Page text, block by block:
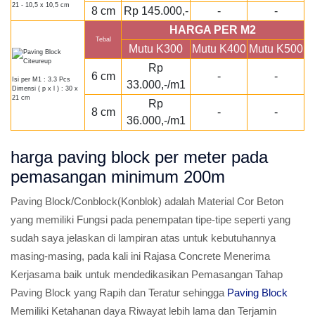
21 - 10,5 x 10,5 cm
8 cm
Rp 145.000,- - -
Isi per M1 : 3.3 Pcs
Dimensi ( p x l ) : 30 x
21 cm
Tebal
HARGA PER M2
Mutu K300
Mutu K400 Mutu K500
6 cm
Rp
33.000,-/m1
- -
8 cm
Rp
36.000,-/m1
- -
harga paving block per meter pada
pemasangan minimum 200m
Paving Block/Conblock(Konblok) adalah Material Cor Beton
yang memiliki Fungsi pada penempatan tipe-tipe seperti yang
sudah saya jelaskan di lampiran atas untuk kebutuhannya
masing-masing, pada kali ini Rajasa Concrete Menerima
Kerjasama baik untuk mendedikasikan Pemasangan Tahap
Paving Block yang Rapih dan Teratur sehingga Paving Block
Memiliki Ketahanan daya Riwayat lebih lama dan Terjamin